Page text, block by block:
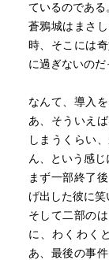
ているのである
蒼鴉城はまさ
時、そこには
に過ぎないのだ
なんて、導入
あ、そういえ
しまうくらい
ん、という感じ
まず一部終了
げ出した彼に笑
そして二部の
に、わくわく
あ、最後の事